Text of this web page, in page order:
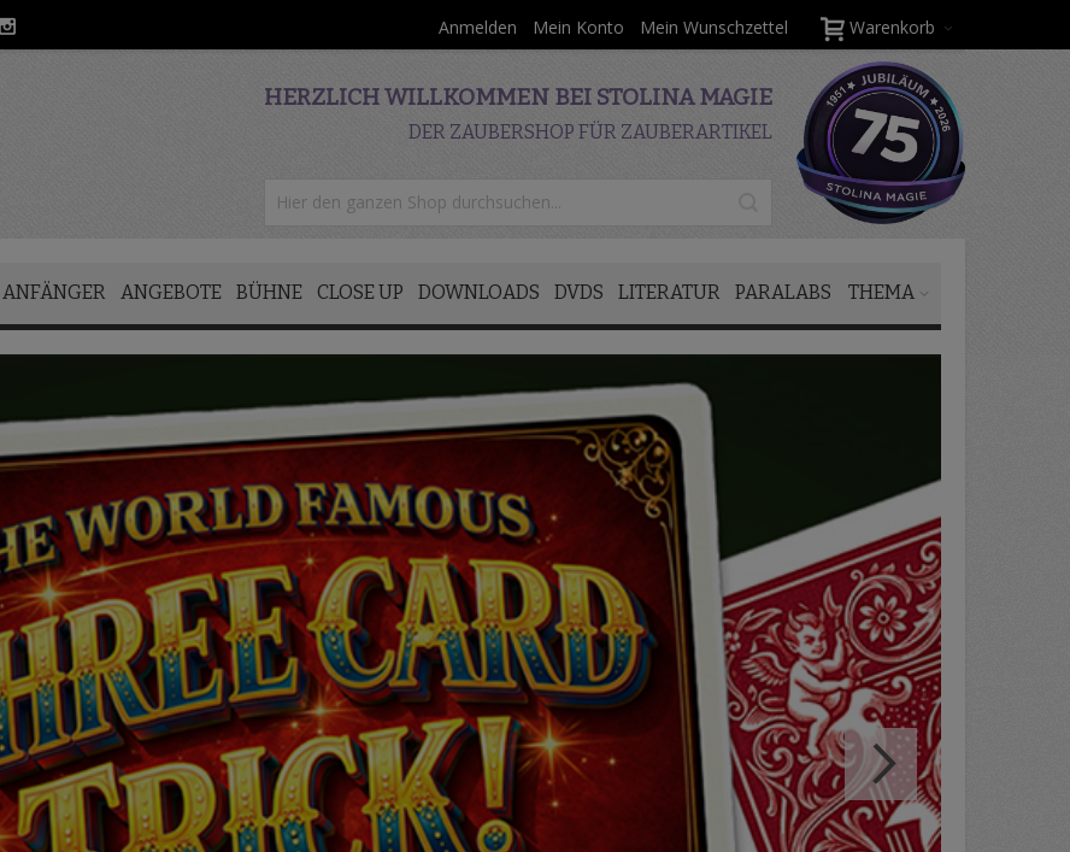
Warenkorb
Anmelden Mein Konto Mein Wunschzettel
HERZLICH WILLKOMMEN BEI STOLINA MAGIE
DER ZAUBERSHOP FÜR ZAUBERARTIKEL
ANFÄNGER ANGEBOTE BÜHNE CLOSE UP DOWNLOADS DVDS LITERATUR PARALABS THEMA